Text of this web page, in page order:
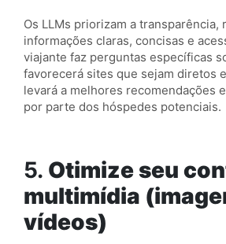
Os LLMs priorizam a transparência,
informações claras, concisas e
viajante faz perguntas específicas
favorecerá sites que sejam diretos
levará a melhores recomendações
por parte dos hóspedes potenciais.
5. Otimize seu
multimídia
vídeos)